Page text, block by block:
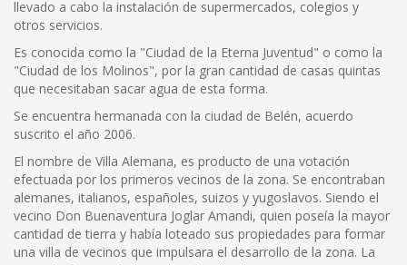
llevado a cabo la instalación de supermercados, colegios y
otros servicios.
Es conocida como la "Ciudad de la Eterna Juventud" o como la
"Ciudad de los Molinos", por la gran cantidad de casas quintas
que necesitaban sacar agua de esta forma.
Se encuentra hermanada con la ciudad de Belén, acuerdo
suscrito el año 2006.
El nombre de Villa Alemana, es producto de una votación
efectuada por los primeros vecinos de la zona. Se encontraban
alemanes, italianos, españoles, suizos y yugoslavos. Siendo el
vecino Don Buenaventura Joglar Amandi, quien poseía la mayor
cantidad de tierra y había loteado sus propiedades para formar
una villa de vecinos que impulsara el desarrollo de la zona. La